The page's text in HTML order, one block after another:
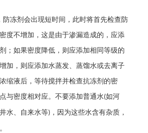
防冻剂会出现短时间，此时将首先检查防
度不增加，这是由于渗漏造成的，应添
；如果密度降低，则应添加相同等级的
加，则应添加水蒸发、蒸馏水或去离子
缩液后，等待搅拌并检查抗冻剂的密
与密度相对应。不要添加普通水(如河
水、自来水等) ，因为这些水含有杂质，